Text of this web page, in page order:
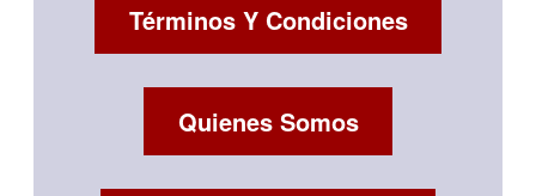
Términos Y Condiciones
Quienes Somos